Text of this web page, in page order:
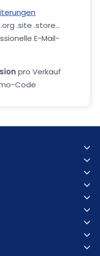
.site .store...
E-Mail-
pro Verkauf
Code